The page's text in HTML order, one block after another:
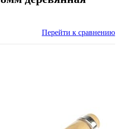
Перейти к сравнению